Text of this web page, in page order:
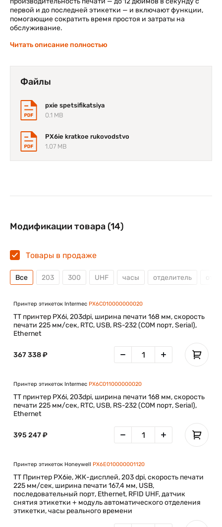
первой и до последней этикетки — и включают функции,
помогающие сократить время простоя и затраты на
обслуживание.
Принтеры рассчитаны на круглосуточную работу в
протоколы, что обеспечивает уверенность в сегодняшнем
решение на будущее.
Читать описание полностью
Файлы
pxie spetsifikatsiya
0.1 MB
PX6ie kratkoe rukovodstvo
1.07 MB
Модификации товара (14)
Товары в продаже
Все 203 300 UHF часы отделитель
Принтер этикеток Intermec PX6C010000000020
TT принтер PX6i, 203dpi, ширина печати 168 мм, скорость
печати 225 мм/сек, RTC, USB, RS-232 (COM порт, Serial),
Ethernet
367 338 ₽
Принтер этикеток Intermec PX6C011000000020
TT принтер PX6i, 203dpi, ширина печати 168 мм, скорость
печати 225 мм/сек, RTC, USB, RS-232 (COM порт, Serial),
Ethernet
395 247 ₽
Принтер этикеток Honeywell PX6E010000001120
ТT Принтер PX6ie, ЖК-дисплей, 203 dpi, скорость печати
225 мм/сек, ширина печати 167,4 мм, USB,
последовательный порт, Ethernet, RFID UHF, датчик
снятия этикетки + модуль автоматического отделения
этикетки, часы реального времени